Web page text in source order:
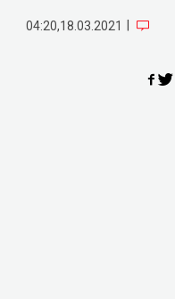
04:20,18.03.2021